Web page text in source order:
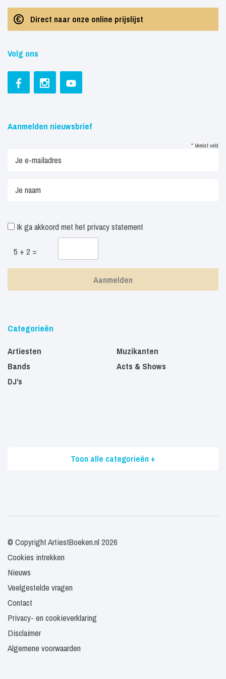
Direct naar onze online prijslijst
Volg ons
Aanmelden nieuwsbrief
* Vereist veld
Ik ga akkoord met het privacy statement
5 + 2 =
Categorieën
Artiesten
Bands
DJ’s
Muzikanten
Acts & Shows
Toon alle categorieën +
© Copyright ArtiestBoeken.nl 2026
Cookies intrekken
Nieuws
Veelgestelde vragen
Contact
Privacy- en cookieverklaring
Disclaimer
Algemene voorwaarden